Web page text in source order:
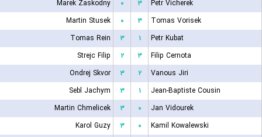
Marek Zaskodny ۰ ۳
Petr Vicherek
Martin Stusek
۰ ۳
Tomas Vorisek
Tomas Rein
۳ ۱
Petr Kubat
Strejc Filip
۲ ۳
Filip Cernota
Ondrej Skvor
۳ ۲
Vanous Jiri
Sebl Jachym
۳ ۱
Jean-Baptiste Cousin
Martin Chmelicek
۳ ۰
Jan Vidourek
Karol Guzy
۳ ۰
Kamil Kowalewski